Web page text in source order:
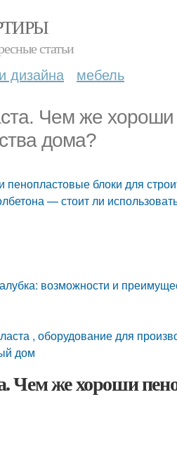
статьи
дизайна мебель
Чем же хороши
дома?
блоки для
— стоит ли
возможности и
, оборудование для
дом
Чем же хороши